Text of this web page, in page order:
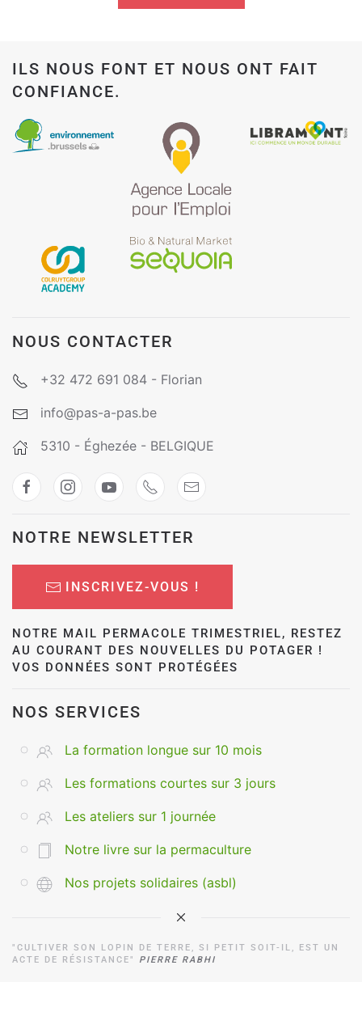
ILS NOUS FONT ET NOUS ONT FAIT
CONFIANCE.
NOUS CONTACTER
+32 472 691 084 - Florian
info@pas-a-pas.be
5310 - Éghezée - BELGIQUE
NOTRE NEWSLETTER
INSCRIVEZ-VOUS !
NOTRE MAIL PERMACOLE TRIMESTRIEL, RESTEZ
AU COURANT DES NOUVELLES DU POTAGER !
VOS DONNÉES SONT PROTÉGÉES
NOS SERVICES
La formation longue sur 10 mois
Les formations courtes sur 3 jours
Les ateliers sur 1 journée
Notre livre sur la permaculture
Nos projets solidaires (asbl)
"CULTIVER SON LOPIN DE TERRE, SI PETIT SOIT-IL, EST UN
ACTE DE RÉSISTANCE" PIERRE RABHI